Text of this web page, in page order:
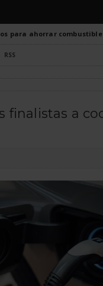
para ahorrar
RSS
finalistas a